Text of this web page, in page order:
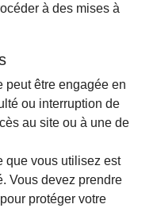
à des mises à
peut être engagée en
ou interruption de
au site ou à une de
que vous utilisez est
Vous devez prendre
protéger votre